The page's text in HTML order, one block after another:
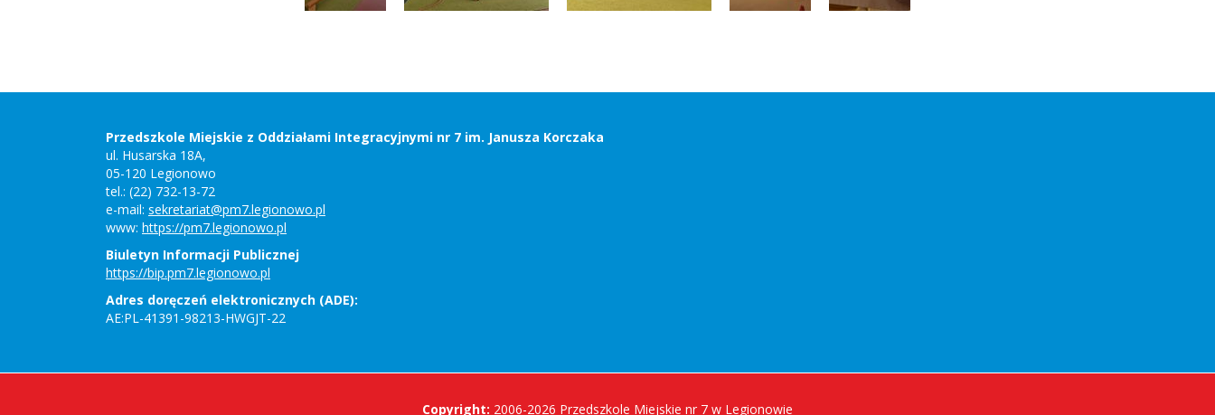
Adres
kontakt
Przedszkole Miejskie z Oddziałami Integracyjnymi nr 7 im. Janusza Korczaka
ul. Husarska 18A,
05-120 Legionowo
tel.: (22) 732-13-72
e-mail: sekretariat@pm7.legionowo.pl
www: https://pm7.legionowo.pl
Biuletyn Informacji Publicznej
https://bip.pm7.legionowo.pl
Adres doręczeń elektronicznych (ADE):
AE:PL-41391-98213-HWGJT-22
Copyright: 2006-2026 Przedszkole Miejskie nr 7 w Legionowie